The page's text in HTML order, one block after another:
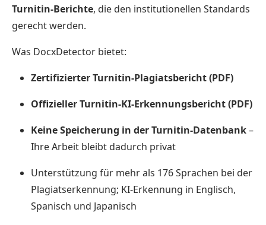
Turnitin-Berichte, die den institutionellen Standards
gerecht werden.
Was DocxDetector bietet:
Zertifizierter Turnitin-Plagiatsbericht (PDF)
Offizieller Turnitin-KI-Erkennungsbericht (PDF)
Keine Speicherung in der Turnitin-Datenbank–
Ihre Arbeit bleibt dadurch privat
Unterstützung für mehr als 176 Sprachen bei der
Plagiatserkennung; KI-Erkennung in Englisch,
Spanisch und Japanisch